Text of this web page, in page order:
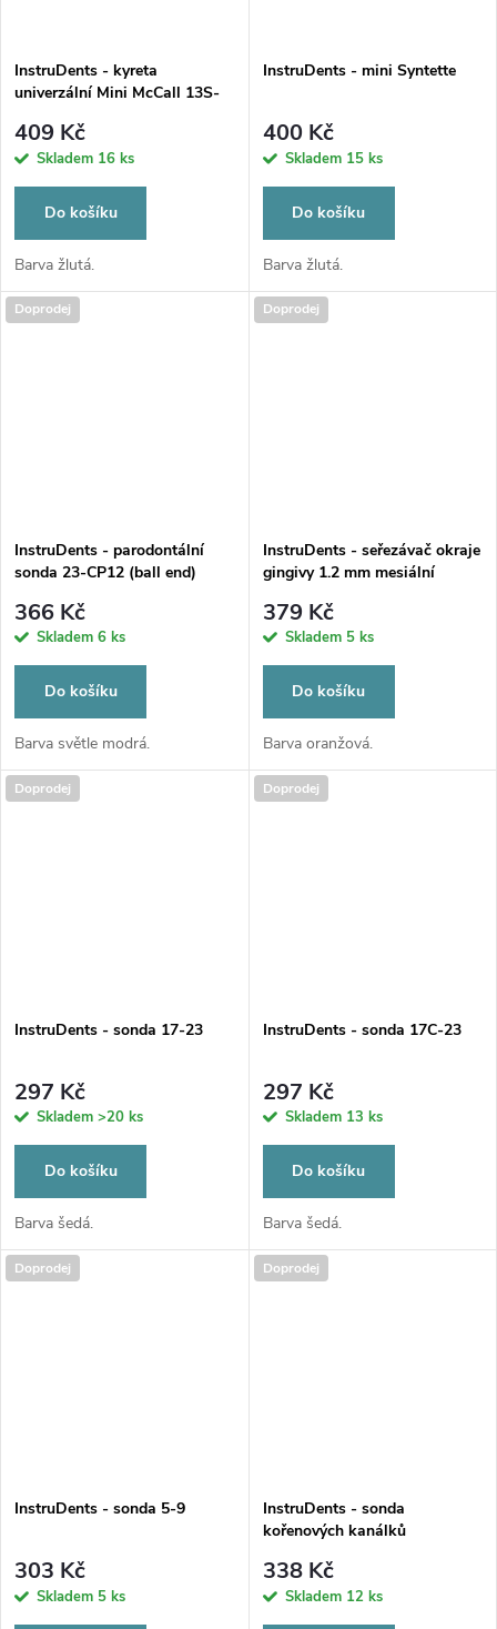
InstruDents - kyreta
univerzální Mini McCall 13S-
409 Kč
Skladem 16 ks
Do košíku
Barva žlutá.
InstruDents - mini Syntette
400 Kč
Skladem 15 ks
Do košíku
Barva žlutá.
Doprodej
InstruDents - parodontální
sonda 23-CP12 (ball end)
366 Kč
Skladem 6 ks
Do košíku
Barva světle modrá.
Doprodej
InstruDents - seřezávač okraje
gingivy 1.2 mm mesiální
379 Kč
Skladem 5 ks
Do košíku
Barva oranžová.
Doprodej
InstruDents - sonda 17-23
297 Kč
Skladem >20 ks
Do košíku
Barva šedá.
Doprodej
InstruDents - sonda 17C-23
297 Kč
Skladem 13 ks
Do košíku
Barva šedá.
Doprodej
InstruDents - sonda 5-9
303 Kč
Skladem 5 ks
Doprodej
InstruDents - sonda
kořenových kanálků
338 Kč
Skladem 12 ks